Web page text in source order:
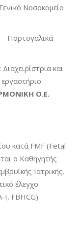
Νοσοκομείο
– Πορτογαλικά –
: Διαχειρίστρια και
Ο.Ε.
κατά FMF (Fetal
ο Καθηγητής
Ιατρικής.
έλεγχο
I, FBHCG).